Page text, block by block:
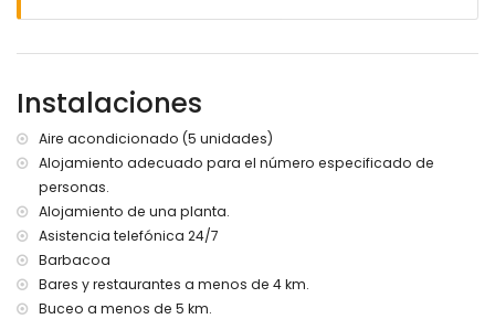
pueblo más cercano: Jávea (a menos de 4 kilómetros de
playa más cercana: La Grava, Jávea (a menos de 4
kilómetros de la villa)
puerto más cercano: Aduanas del Mar (a menos de 5
kilómetros de la villa)
parque más cercano: Montgó, Jávea (a menos de 5
kilómetros de la villa)
aeropuerto más cercano: Alicante (a menos de 100
kilómetros de la villa)
kilómetros)
consulte si se permiten mascotas
Instalaciones
Aire acondicionado (5 unidades)
Alojamiento adecuado para el número especificado de
personas.
Alojamiento de una planta.
Asistencia telefónica 24/7
Barbacoa
Bares y restaurantes a menos de 4 km.
Buceo a menos de 5 km.